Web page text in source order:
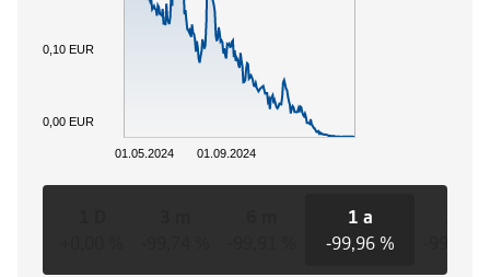
01.05.2024 01.09.2024
0,00 EUR
0,10 EUR
1 a
-99,96 %